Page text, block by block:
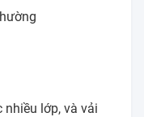
nhiều lớp, và vải